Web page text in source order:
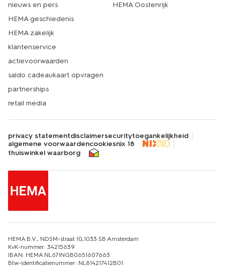
nieuws en pers
HEMA geschiedenis
HEMA zakelijk
klantenservice
actievoorwaarden
saldo cadeaukaart opvragen
partnerships
retail media
HEMA Oostenrijk
privacy statementdisclaimersecuritytoegankelijkheid
algemene voorwaardencookiesnix 18
thuiswinkel waarborg
HEMA B.V., NDSM-straat 10,1033 SB Amsterdam
KvK-nummer: 34215639
IBAN: HEMA NL67INGB0651607663
Btw-identificatienummer: NL814217412B01